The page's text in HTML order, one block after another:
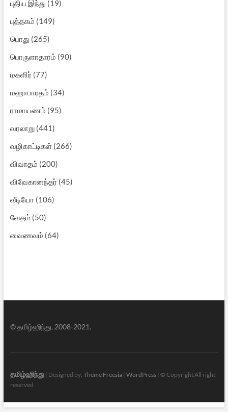
புதிய இந்து (19)
புத்தகம் (149)
பொது (265)
பொருளாதாரம் (90)
மகளிர் (77)
மஹாபாரதம் (34)
ராமாயணம் (95)
வரலாறு(441)
வழிகாட்டிகள்(266)
விவாதம் (200)
விவேகானந்தர் (45)
வீடியோ (106)
வேதம் (50)
வைணவம் (64)
© தமிழ்ஹிந்து, 2008-2021.
தமிழ்ஹிந்து| Designed by: Theme Freesia| WordPress| © Copyright All right
reserved